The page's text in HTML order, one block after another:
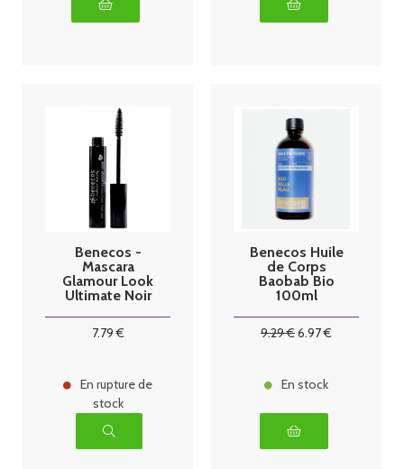
Benecos -
Mascara
Glamour Look
Ultimate Noir
7.79€
En rupture de
stock
Benecos Huile
de Corps
Baobab Bio
100ml
9.29€6.97€
En stock